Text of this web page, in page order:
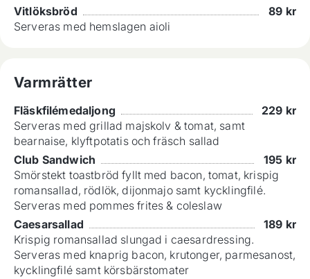
Vitlöksbröd
89 kr
Serveras med hemslagen aioli
Varmrätter
Fläskfilémedaljong 229 kr
Serveras med grillad majskolv & tomat, samt
bearnaise, klyftpotatis och fräsch sallad
Club Sandwich
195 kr
Smörstekt toastbröd fyllt med bacon, tomat, krispig
romansallad, rödlök, dijonmajo samt kycklingfilé.
Serveras med pommes frites & coleslaw
Caesarsallad
189 kr
Krispig romansallad slungad i caesardressing.
Serveras med knaprig bacon, krutonger, parmesanost,
kycklingfilé samt körsbärstomater